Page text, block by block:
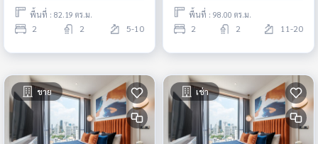
นานาชาติ St. Andrews
พื้นที่ : 82.19 ตร.ม.
2 2 5-10
พื้นที่ : 98.00 ตร.ม.
2 2 11-20
ขาย เช่า